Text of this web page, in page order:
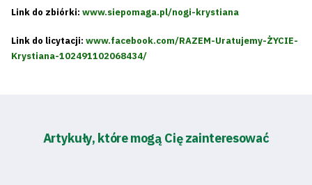
Link do zbiórki: www.siepomaga.pl/nogi-krystiana
Link do licytacji: www.facebook.com/RAZEM-Uratujemy-ŻYCIE-
Krystiana-102491102068434/
Artykuły, które mogą Cię zainteresować